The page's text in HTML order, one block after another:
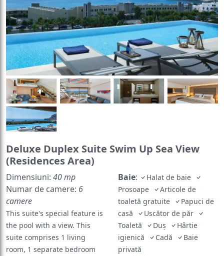
Deluxe Duplex Suite Swim Up Sea View
(Residences Area)
Dimensiuni: 40 mp
Numar de camere: 6
camere
This suite's special feature is
the pool with a view. This
suite comprises 1 living
room, 1 separate bedroom
Baie:
Halat de baie
Prosoape
Articole de
toaletă gratuite
Papuci de
casă
Uscător de păr
Toaletă
Duș
Hârtie
igienică
Cadă
Baie
privată